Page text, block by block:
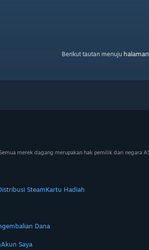
Berikut tautan menuju
merek dagang merupakan hak pemilik dari negara
SteamKartu Hadiah
Dana
Akun Saya